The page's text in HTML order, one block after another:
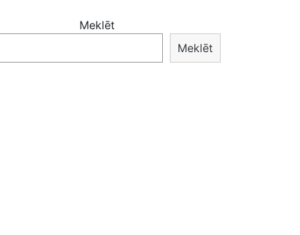
Meklēt
Meklēt